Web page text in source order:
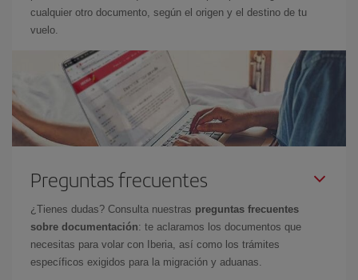
cualquier otro documento, según el origen y el destino de tu
vuelo.
Preguntas frecuentes
¿Tienes dudas? Consulta nuestras preguntas frecuentes
sobre documentación: te aclaramos los documentos que
necesitas para volar con Iberia, así como los trámites
específicos exigidos para la migración y aduanas.